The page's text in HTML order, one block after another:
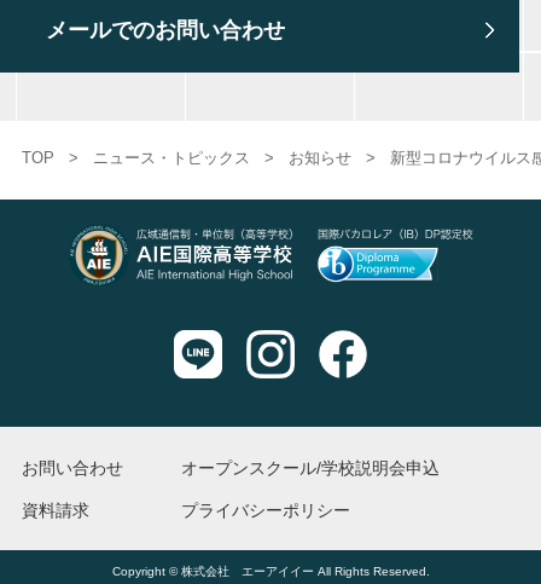
メールでのお問い合わせ
TOP > ニュース・トピックス > お知らせ > 新型コロナウイルス
お問い合わせ オープンスクール/学校説明会申込
資料請求 プライバシーポリシー
Copyright © 株式会社 エーアイイー All Rights Reserved.